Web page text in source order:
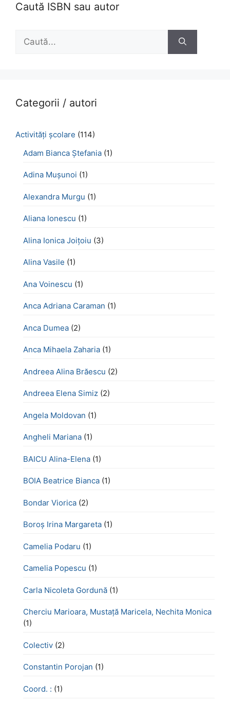
Caută ISBN sau autor
Caută
Categorii / autori
Activităţi şcolare (114)
Adam Bianca Ștefania (1)
Adina Mușunoi (1)
Alexandra Murgu (1)
Aliana Ionescu (1)
Alina Ionica Joițoiu (3)
Alina Vasile (1)
Ana Voinescu (1)
Anca Adriana Caraman (1)
Anca Dumea (2)
Anca Mihaela Zaharia (1)
Andreea Alina Brăescu (2)
Andreea Elena Simiz (2)
Angela Moldovan (1)
Angheli Mariana (1)
BAICU Alina-Elena (1)
BOIA Beatrice Bianca (1)
Bondar Viorica (2)
Boroş Irina Margareta (1)
Camelia Podaru (1)
Camelia Popescu (1)
Carla Nicoleta Gordună (1)
Cherciu Marioara, Mustață Maricela, Nechita Monica
(1)
Colectiv (2)
Constantin Porojan (1)
Coord. : (1)